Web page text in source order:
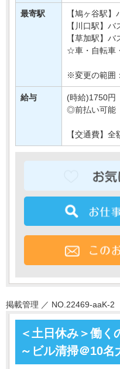
お任せするのは、入出荷に
書類整理など、物流を支え
最寄駅
【鳩ヶ谷駅
【川口駅】
【草加駅
☆車・自転車
※変更の範囲
給与
(時給)1750円
◎前払い可能
【交通費】全
掲載管理 ／ NO.22469-aaK-2
＜土日休み＞働
～ビル清掃＠10名